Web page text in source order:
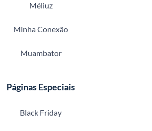
Méliuz
Minha Conexão
Muambator
Páginas Especiais
Black Friday